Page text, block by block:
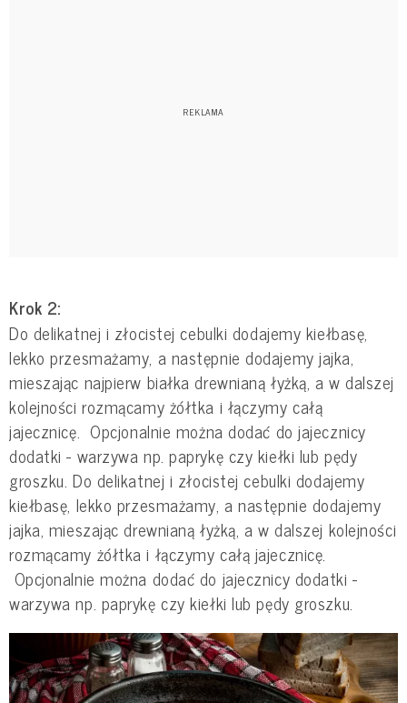
Krok 2:
Do delikatnej i złocistej cebulki dodajemy kiełbasę,
lekko przesmażamy, a następnie dodajemy jajka,
mieszając najpierw białka drewnianą łyżką, a w dalszej
kolejności rozmącamy żółtka i łączymy całą
jajecznicę. Opcjonalnie można dodać do jajecznicy
dodatki - warzywa np. paprykę czy kiełki lub pędy
groszku. Do delikatnej i złocistej cebulki dodajemy
kiełbasę, lekko przesmażamy, a następnie dodajemy
jajka, mieszając drewnianą łyżką, a w dalszej kolejności
rozmącamy żółtka i łączymy całą jajecznicę.
Opcjonalnie można dodać do jajecznicy dodatki -
warzywa np. paprykę czy kiełki lub pędy groszku.